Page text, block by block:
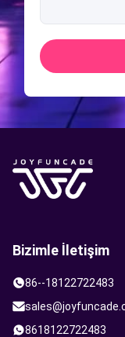
Bizimle İletişim
86--18122722483
8618122722483